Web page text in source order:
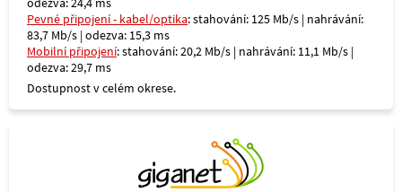
Pevné připojení - kabel/optika: stahování: 125 Mb/s | nahrávání:
83,7 Mb/s | odezva: 15,3 ms
Mobilní připojení: stahování: 20,2 Mb/s | nahrávání: 11,1 Mb/s |
odezva: 29,7 ms
Dostupnost v celém okrese.